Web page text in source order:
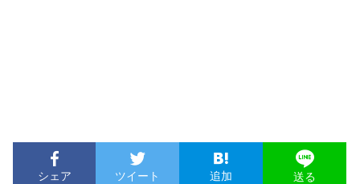
シェア ツイート 追加 送る